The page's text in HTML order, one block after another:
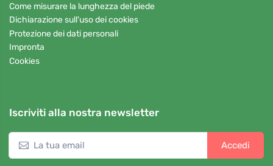
Come misurare la lunghezza del piede
Dichiarazione sull'uso dei cookies
Protezione dei dati personali
Impronta
Cookies
Iscriviti alla nostra newsletter
Accedi